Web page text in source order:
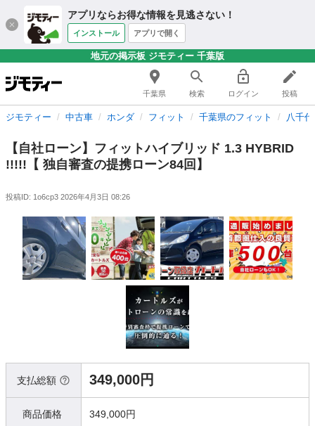
アプリならお得な情報を見逃さない！
インストール アプリで開く
地元の掲示板 ジモティー 千葉版
千葉県 検索 ログイン 投稿
ジモティー 中古車 ホンダ フィット 千葉県のフィット 八千
【自社ローン】フィットハイブリッド 1.3 HYBRID
!!!!!【 独自審査の提携ローン84回】
投稿ID: 1o6cp3 2026年4月3日 08:26
支払総額 349,000円
商品価格 349,000円